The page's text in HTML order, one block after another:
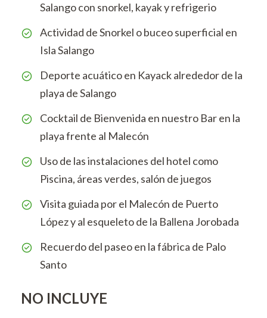
Salango con snorkel, kayak y refrigerio
Actividad de Snorkel o buceo superficial en
Isla Salango
Deporte acuático en Kayack alrededor de la
playa de Salango
Cocktail de Bienvenida en nuestro Bar en la
playa frente al Malecón
Uso de las instalaciones del hotel como
Piscina, áreas verdes, salón de juegos
Visita guiada por el Malecón de Puerto
López y al esqueleto de la Ballena Jorobada
Recuerdo del paseo en la fábrica de Palo
Santo
NO INCLUYE